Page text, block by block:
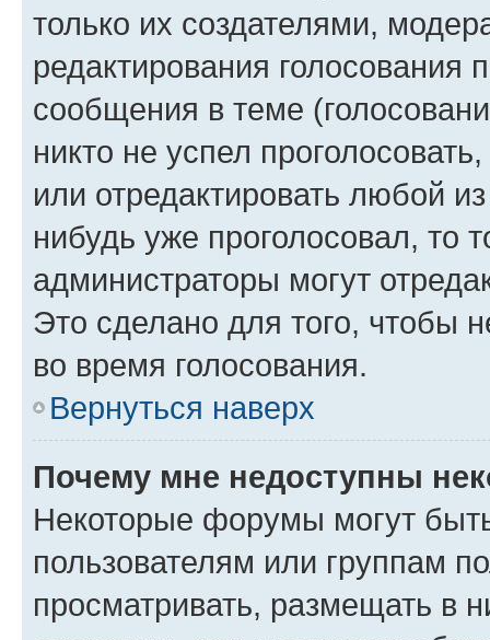
только их создателями,
редактирования голосования
сообщения в теме
никто не успел
или отредактировать любой
нибудь уже проголосовал, то
администраторы могут
Это сделано для того, чтобы
во время голосования.
Вернуться наверх
Почему мне недоступны
Некоторые форумы могут
пользователям или группам
просматривать, размещать в